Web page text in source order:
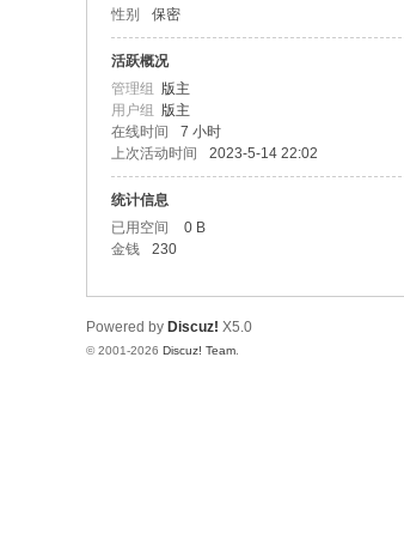
性别 保密
活跃概况
管理组 版主
用户组 版主
在线时间
7 小时
上次活动时间
2023-5-14 22:02
统计信息
已用空间
0 B
金钱
230
Powered by Discuz! X5.0
© 2001-2026 Discuz! Team